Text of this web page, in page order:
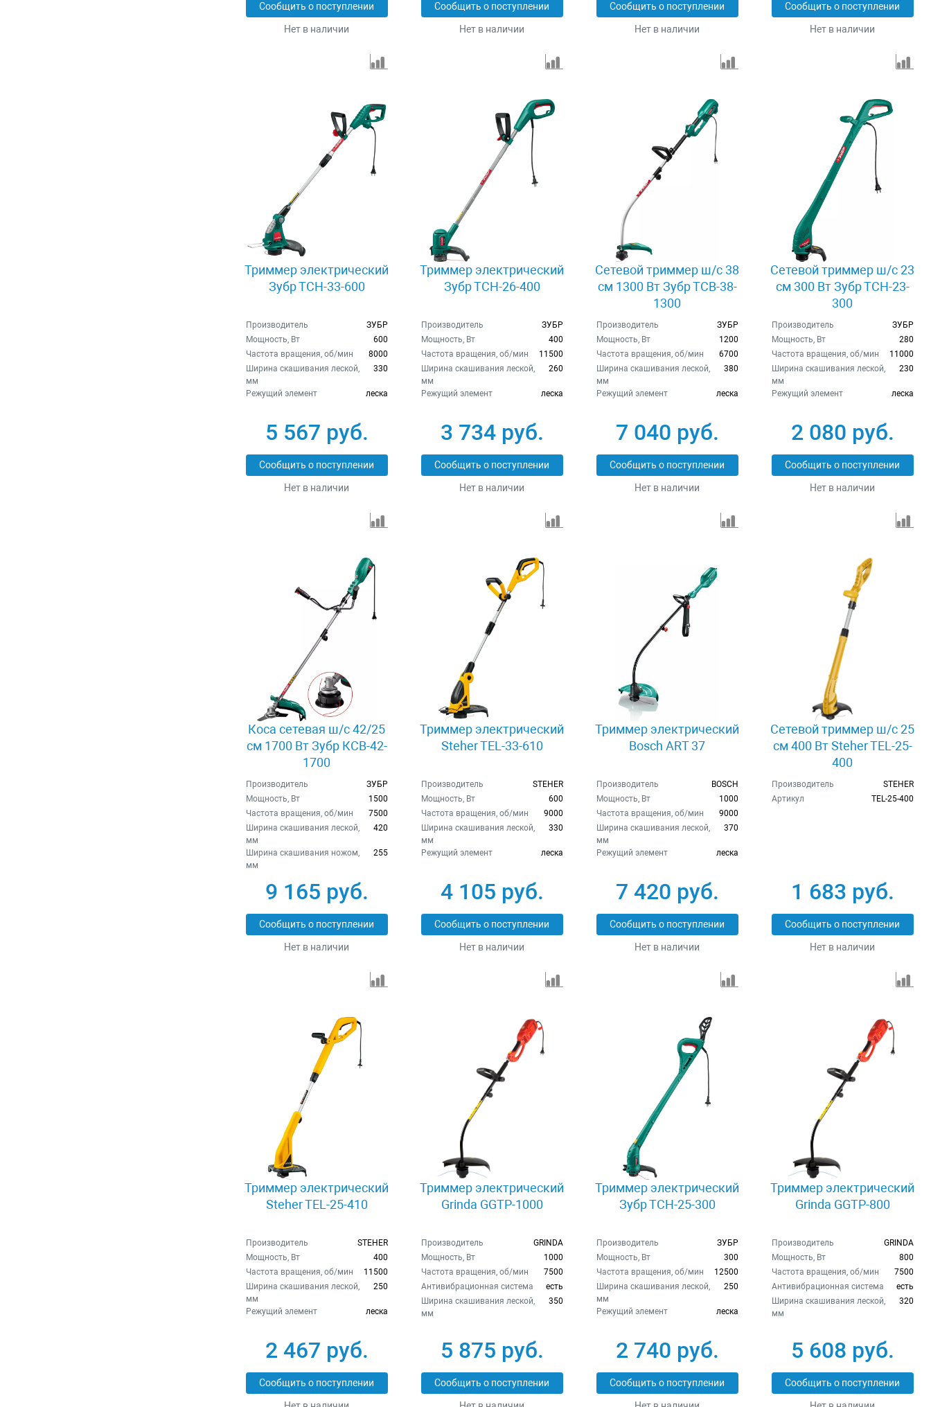
Сообщить о поступлении
Нет в наличии
Сообщить о поступлении
Нет в наличии
Сообщить о поступлении
Нет в наличии
Сообщить о поступлении
Нет в наличии
Триммер электрический
Зубр ТСН-33-600
Производитель
ЗУБР
Мощность, Вт
600
Частота вращения, об/мин
8000
Ширина скашивания леской,
мм
330
Режущий элемент леска
5 567 руб.
Сообщить о поступлении
Нет в наличии
Триммер электрический
Зубр ТСН-26-400
Производитель
ЗУБР
Мощность, Вт
400
Частота вращения, об/мин
11500
Ширина скашивания леской,
мм
260
Режущий элемент леска
3 734 руб.
Сообщить о поступлении
Нет в наличии
Сетевой триммер ш/с 38
см 1300 Вт Зубр ТСВ-38-
1300
Производитель
ЗУБР
Мощность, Вт
1200
Частота вращения, об/мин
6700
Ширина скашивания леской,
мм
380
Режущий элемент леска
7 040 руб.
Сообщить о поступлении
Нет в наличии
Сетевой триммер ш/с 23
см 300 Вт Зубр ТСН-23-
300
Производитель
ЗУБР
Мощность, Вт
280
Частота вращения, об/мин
11000
Ширина скашивания леской,
мм
230
Режущий элемент леска
2 080 руб.
Сообщить о поступлении
Нет в наличии
Коса сетевая ш/с 42/25
см 1700 Вт Зубр КСВ-42-
1700
Производитель
ЗУБР
Мощность, Вт
1500
Частота вращения, об/мин
7500
Ширина скашивания леской,
мм
420
Ширина скашивания ножом,
мм
255
9 165 руб.
Сообщить о поступлении
Нет в наличии
Триммер электрический
Steher TEL-33-610
Производитель
STEHER
Мощность, Вт
600
Частота вращения, об/мин
9000
Ширина скашивания леской,
мм
330
Режущий элемент леска
4 105 руб.
Сообщить о поступлении
Нет в наличии
Триммер электрический
Bosch ART 37
Производитель
BOSCH
Мощность, Вт
1000
Частота вращения, об/мин
9000
Ширина скашивания леской,
мм
370
Режущий элемент леска
7 420 руб.
Сообщить о поступлении
Нет в наличии
Сетевой триммер ш/с 25
см 400 Вт Steher TEL-25-
400
Производитель
STEHER
Артикул
TEL-25-400
1 683 руб.
Сообщить о поступлении
Нет в наличии
Триммер электрический
Steher TEL-25-410
Производитель
STEHER
Мощность, Вт
400
Частота вращения, об/мин
11500
Ширина скашивания леской,
мм
250
Режущий элемент леска
2 467 руб.
Сообщить о поступлении
Триммер электрический
Grinda GGTP-1000
Производитель
GRINDA
Мощность, Вт
1000
Частота вращения, об/мин
7500
Антивибрационная система
есть
Ширина скашивания леской,
мм
350
5 875 руб.
Сообщить о поступлении
Триммер электрический
Зубр ТСН-25-300
Производитель
ЗУБР
Мощность, Вт
300
Частота вращения, об/мин
12500
Ширина скашивания леской,
мм
250
Режущий элемент леска
2 740 руб.
Сообщить о поступлении
Триммер электрический
Grinda GGTP-800
Производитель
GRINDA
Мощность, Вт
800
Частота вращения, об/мин
7500
Антивибрационная система
есть
Ширина скашивания леской,
мм
320
5 608 руб.
Сообщить о поступлении